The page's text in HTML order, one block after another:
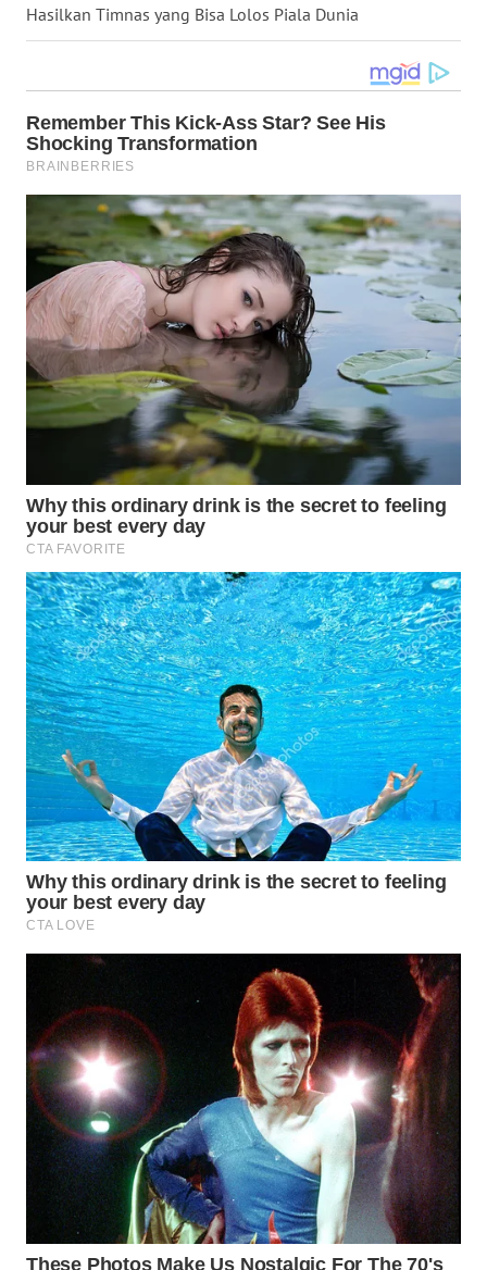
Hasilkan Timnas yang Bisa Lolos Piala Dunia
WN
KALTARA
KALSEL
KALTIM
WN
SULSEL
WN
GORONTALO
WN
WN
MALUKU
WN
MALUT
WN
DAIRI
WN
DANAU
TOBA
WN
NIAS
WN
LANGKAT
WN
TAPANULI
SELATAN
WN
TANJUNG
LESUNG
KARO